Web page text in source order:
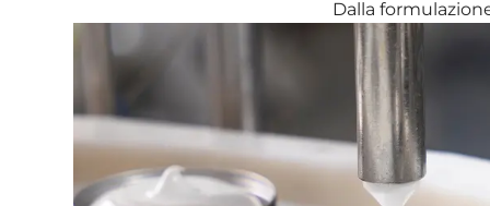
Dalla